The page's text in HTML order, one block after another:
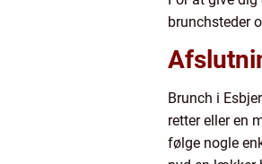
brunchsteder
Brunch i
retter eller en
følge nogle